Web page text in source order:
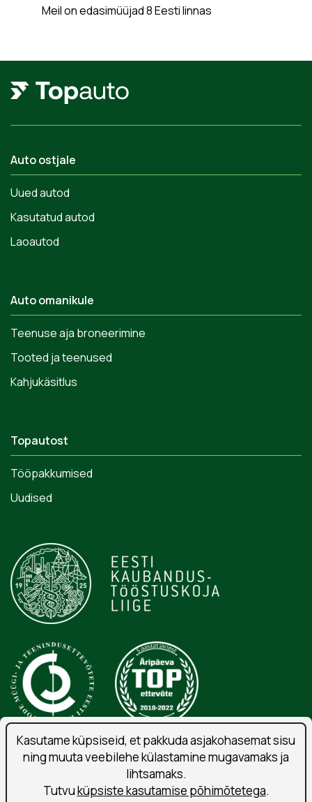
Meil on edasimüüjad 8 Eesti linnas
Auto ostjale
Uued autod
Kasutatud autod
Laoautod
Auto omanikule
Teenuse aja broneerimine
Tooted ja teenused
Kahjukäsitlus
Topautost
Tööpakkumised
Uudised
Isikuandmete töötlemise tingimused
Liitu uudiskirjaga
Kasutame küpsiseid, et pakkuda asjakohasemat sisu
ning muuta veebilehe külastamine mugavamaks ja
lihtsamaks.
Tutvuküpsiste kasutamise põhimõtetega.